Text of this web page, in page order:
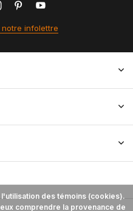
infolettre
des témoins (cookies).
comprendre la provenance de